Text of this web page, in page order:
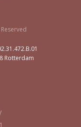
Rotterdam